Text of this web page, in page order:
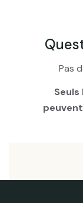
Pas